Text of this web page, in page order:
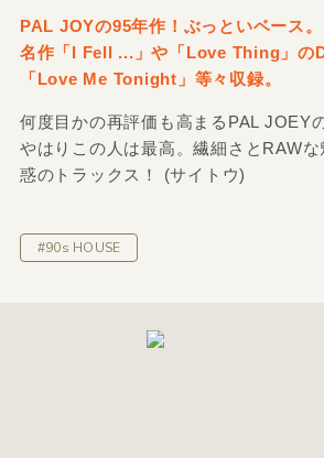
PAL JOYの95年作！ぶっといベース
名作「I Fell ...」や「Love Thing」の
「Love Me Tonight」等々収録。
何度目かの再評価も高まるPAL JOEY
やはりこの人は最高。繊細さとRAW
惑のトラックス！ (サイトウ)
#90s HOUSE